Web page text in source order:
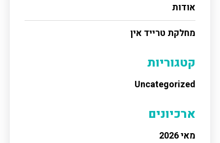
אודות
מחלקת טרייד אין
קטגוריות
Uncategorized
ארכיונים
מאי 2026